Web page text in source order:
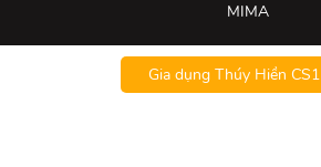
MIMA
Gia dụng Thúy Hiền CS1